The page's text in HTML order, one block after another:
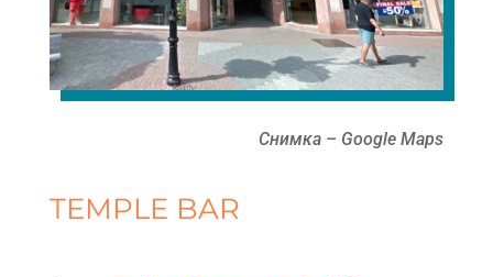
Снимка – Google Maps
TEMPLE BAR